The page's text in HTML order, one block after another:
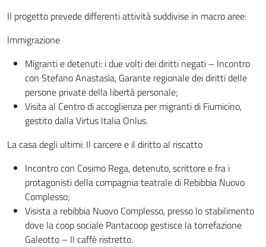
Il progetto prevede differenti attività suddivise in macro aree:
Immigrazione
Migranti e detenuti: i due volti dei diritti negati – Incontro
con Stefano Anastasìa, Garante regionale dei diritti delle
persone private della libertà personale;
Visita al Centro di accoglienza per migranti di Fiumicino,
gestito dalla Virtus Italia Onlus.
La casa degli ultimi: Il carcere e il diritto al riscatto
Incontro con Cosimo Rega, detenuto, scrittore e fra i
protagonisti della compagnia teatrale di Rebibbia Nuovo
Complesso;
Visista a rebibbia Nuovo Complesso, presso lo stabilimento
dove la coop sociale Pantacoop gestisce la torrefazione
Galeotto – Il caffè ristretto.